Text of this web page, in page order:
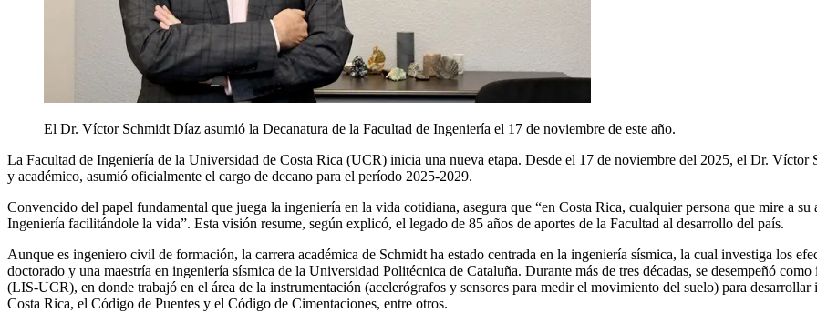
El Dr. Víctor Schmidt Díaz asumió la Decanatura de la Facultad de Ingeniería el 17 de noviembre de este año.
La Facultad de Ingeniería de la Universidad de Costa Rica (UCR) inicia una nueva etapa. Desde el 17 de noviembre del 2025, el Dr. Víctor
y académico, asumió oficialmente el cargo de decano para el período 2025-2029.
Convencido del papel fundamental que juega la ingeniería en la vida cotidiana, asegura que “en Costa Rica, cualquier persona que mire a
Ingeniería facilitándole la vida”. Esta visión resume, según explicó, el legado de 85 años de aportes de la Facultad al desarrollo del país.
Aunque es ingeniero civil de formación, la carrera académica de Schmidt ha estado centrada en la ingeniería sísmica, la cual investiga los
doctorado y una maestría en ingeniería sísmica de la Universidad Politécnica de Cataluña. Durante más de tres décadas, se desempeñó
(LIS-UCR), en donde trabajó en el área de la instrumentación (acelerógrafos y sensores para medir el movimiento del suelo) para
Costa Rica, el Código de Puentes y el Código de Cimentaciones, entre otros.